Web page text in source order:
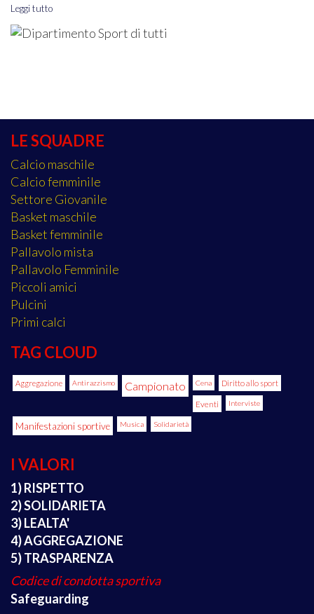
Leggi tutto
LE SQUADRE
Calcio maschile
Calcio femminile
Settore Giovanile
Basket maschile
Basket femminile
Pallavolo mista
Pallavolo Femminile
Piccoli amici
Pulcini
Primi calci
TAG CLOUD
Aggregazione Antirazzismo Campionato Cena Diritto allo sport
Eventi Interviste
Manifestazioni sportive Musica Solidarietà
I VALORI
1) RISPETTO
2) SOLIDARIETA
3) LEALTA'
4) AGGREGAZIONE
5) TRASPARENZA
Codice di condotta sportiva
Safeguarding